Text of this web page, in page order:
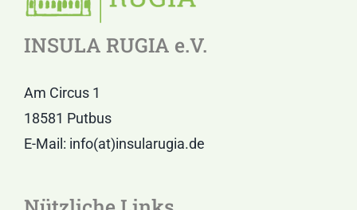
INSULA RUGIA e.V.
Am Circus 1
18581 Putbus
E-Mail: info(at)insularugia.de